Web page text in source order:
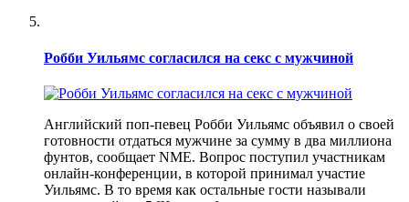
Робби Уильямс согласился на секс с мужчиной
Английский поп-певец Робби Уильямс объявил о своей
готовности отдаться мужчине за сумму в два миллиона
фунтов, сообщает NME. Вопрос поступил участникам
онлайн-конференции, в которой принимал участие
Уильямс. В то время как остальные гости называли